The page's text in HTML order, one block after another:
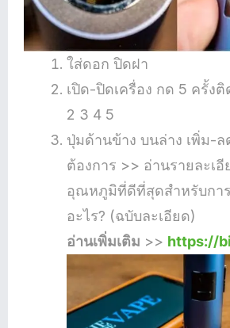
ใส่ดอก ปิดฝา
เปิด-ปิดเครื่อง กด 5 ครั้ง
2 3 4 5
ปุ่มด้านข้าง บนล่าง เพิ่ม-
ต้องการ >> อ่านรายละเอี
อุณหภูมิที่ดีที่สุดสำหรับกา
อะไร? (ฉบับละเอียด)
อ่านเพิ่มเติม >> https://